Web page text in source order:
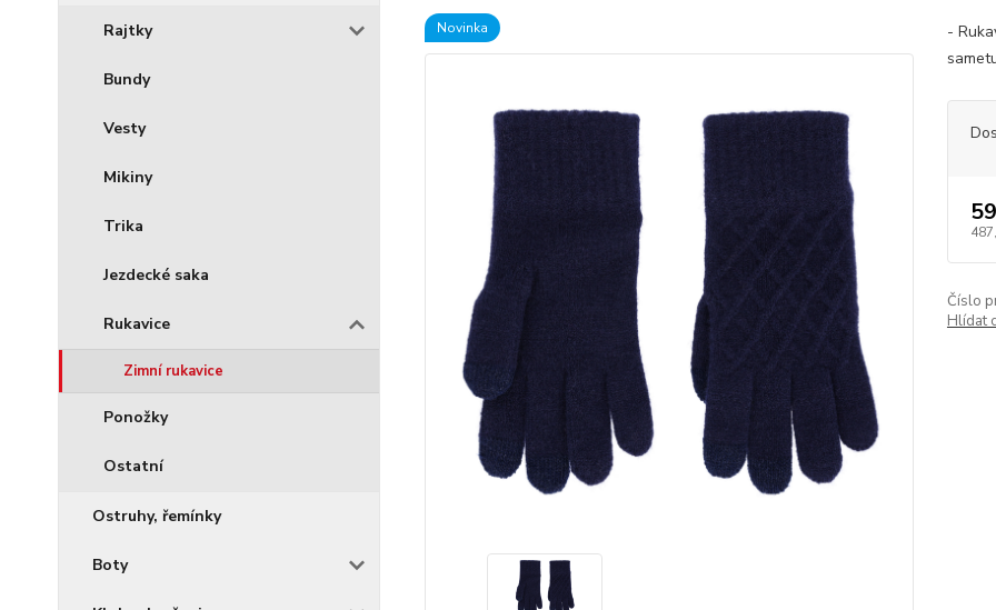
Rajtky
Bundy
Vesty
Mikiny
Trika
Jezdecké saka
Rukavice
Zimní rukavice
Ponožky
Ostatní
Ostruhy, řemínky
Boty
Novinka
-
Číslo
Hlídat